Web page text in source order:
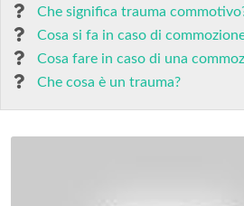
Che significa trauma
Cosa si fa in caso di
Cosa fare in caso di una
Che cosa è un trauma?